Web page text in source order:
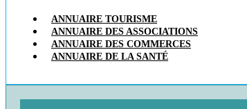
ANNUAIRE TOURISME
ANNUAIRE DES ASSOCIATIONS
ANNUAIRE DES COMMERCES
ANNUAIRE DE LA SANTÉ